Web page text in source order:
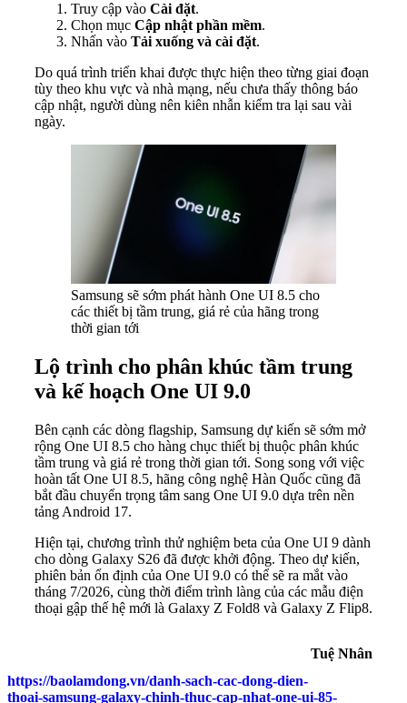
Truy cập vào Cài đặt.
Chọn mục Cập nhật phần mềm.
Nhấn vào Tải xuống và cài đặt.
Do quá trình triển khai được thực hiện theo từng giai đoạn
tùy theo khu vực và nhà mạng, nếu chưa thấy thông báo
cập nhật, người dùng nên kiên nhẫn kiểm tra lại sau vài
ngày.
Samsung sẽ sớm phát hành One UI 8.5 cho
các thiết bị tầm trung, giá rẻ của hãng trong
thời gian tới
Lộ trình cho phân khúc tầm trung
và kế hoạch One UI 9.0
Bên cạnh các dòng flagship, Samsung dự kiến sẽ sớm mở
rộng One UI 8.5 cho hàng chục thiết bị thuộc phân khúc
tầm trung và giá rẻ trong thời gian tới. Song song với việc
hoàn tất One UI 8.5, hãng công nghệ Hàn Quốc cũng đã
bắt đầu chuyển trọng tâm sang One UI 9.0 dựa trên nền
tảng Android 17.
Hiện tại, chương trình thử nghiệm beta của One UI 9 dành
cho dòng Galaxy S26 đã được khởi động. Theo dự kiến,
phiên bản ổn định của One UI 9.0 có thể sẽ ra mắt vào
tháng 7/2026, cùng thời điểm trình làng của các mẫu điện
thoại gập thế hệ mới là Galaxy Z Fold8 và Galaxy Z Flip8.
Tuệ Nhân
https://baolamdong.vn/danh-sach-cac-dong-dien-
thoai-samsung-galaxy-chinh-thuc-cap-nhat-one-ui-85-